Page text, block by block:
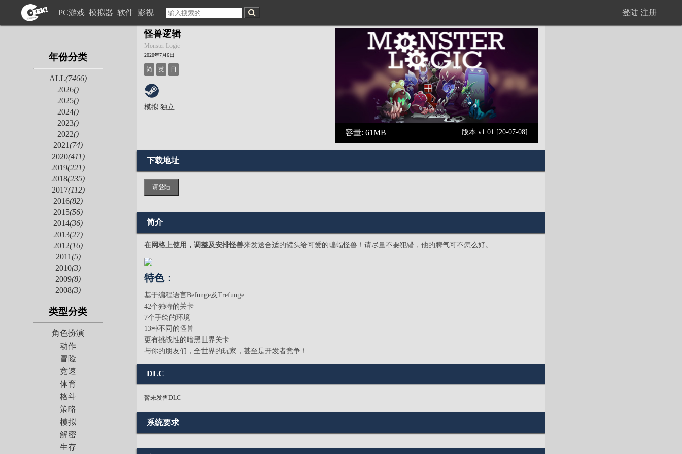
PC游戏 模拟器 软件 影视 登陆 注册
年份分类
ALL(7466)
2026()
2025()
2024()
2023()
2022()
2021(74)
2020(411)
2019(221)
2018(235)
2017(112)
2016(82)
2015(56)
2014(36)
2013(27)
2012(16)
2011(5)
2010(3)
2009(8)
2008(3)
类型分类
角色扮演
动作
冒险
竞速
体育
格斗
策略
模拟
解密
生存
怪兽逻辑
Monster Logic
2020年7月6日
简 英 日
模拟 独立
容量: 61MB 版本 v1.01 [20-07-08]
下载地址
请登陆
简介
在网格上使用，调整及安排怪兽来发送合适的罐头给可爱的蝙蝠怪兽！请尽量不要犯错，他的脾气可不怎么好。
特色：
基于编程语言Befunge及Trefunge
42个独特的关卡
7个手绘的环境
13种不同的怪兽
更有挑战性的暗黑世界关卡
与你的朋友们，全世界的玩家，甚至是开发者竞争！
DLC
暂未发售DLC
系统要求